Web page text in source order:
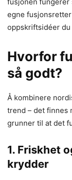
egne
oppskriftsidéer du
Hvorfor
så godt?
Å kombinere
trend – det finnes
grunner til at det
1. Friskhet
krydder